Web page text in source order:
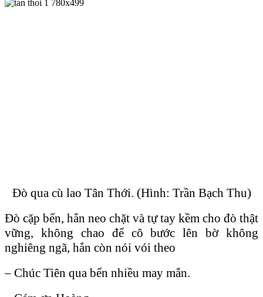
Đò qua cù lao Tân Thới. (Hình: Trần Bạch Thu)
Đò cặp bến, hắn neo chặt và tự tay kềm cho đò thật
vững, không chao để cô bước lên bờ không
nghiêng ngã, hắn còn nói vói theo
– Chúc Tiên qua bển nhiều may mắn.